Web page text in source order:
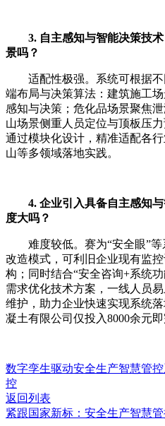
3. 自主感知与智能决策技
景吗？
适配性极强。系统可根据
端布局与决策算法：建筑施工
感知与决策；危化品场景聚焦
山场景侧重人员定位与顶板压
通过模块化设计，精准适配各
山等多领域落地实践。
4. 企业引入具备自主感知
度大吗？
难度较低。赛为“安全眼”
改造模式，可利旧企业现有监
构；同时结合“安全咨询+系统
需求优化技术方案，一线人员
维护，助力企业快速实现系统
凝土有限公司仅投入8000余元即
数字孪生驱动安全生产智慧管
控
返回列表
紧跟国家新标：安全生产智慧